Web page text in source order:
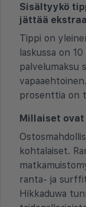
Sisältyykö
jättää
Tippi on
laskussa on
palvelumaksu
prosenttia on
Millaiset
kohtalaiset.
ranta- ja
Hikkaduwa